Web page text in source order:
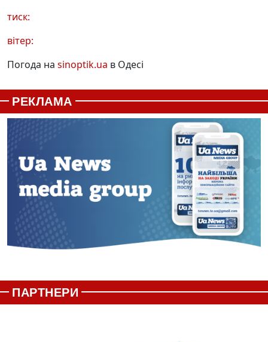
тиск:
вітер:
Погода на sinoptik.ua в Одесі
РЕКЛАМА
ПАРТНЕРИ